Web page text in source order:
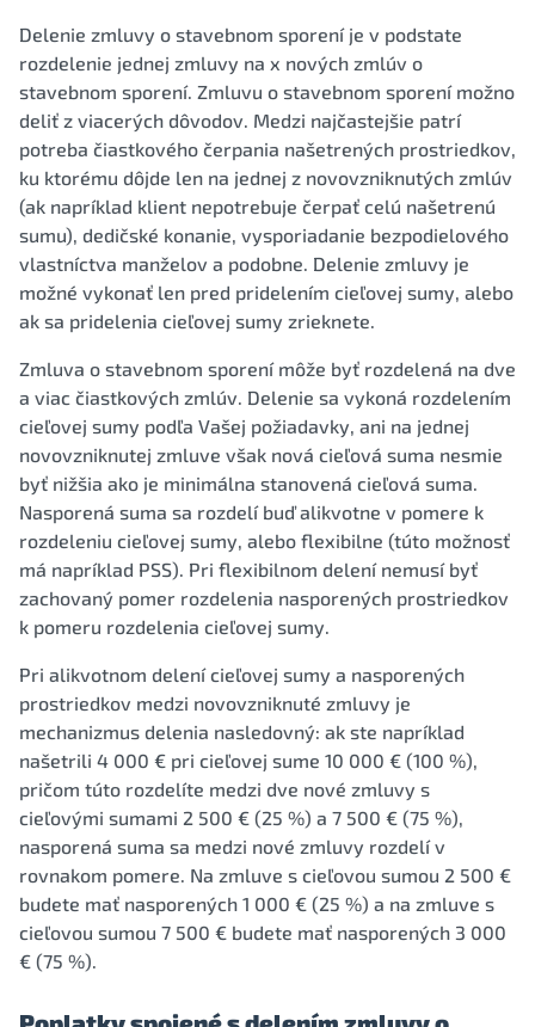
Delenie zmluvy o stavebnom sporení je v podstate
rozdelenie jednej zmluvy na x nových zmlúv o
stavebnom sporení. Zmluvu o stavebnom sporení možno
deliť z viacerých dôvodov. Medzi najčastejšie patrí
potreba čiastkového čerpania našetrených prostriedkov,
ku ktorému dôjde len na jednej z novovzniknutých zmlúv
(ak napríklad klient nepotrebuje čerpať celú našetrenú
sumu), dedičské konanie, vysporiadanie bezpodielového
vlastníctva manželov a podobne. Delenie zmluvy je
možné vykonať len pred pridelením cieľovej sumy, alebo
ak sa pridelenia cieľovej sumy zrieknete.
Zmluva o stavebnom sporení môže byť rozdelená na dve
a viac čiastkových zmlúv. Delenie sa vykoná rozdelením
cieľovej sumy podľa Vašej požiadavky, ani na jednej
novovzniknutej zmluve však nová cieľová suma nesmie
byť nižšia ako je minimálna stanovená cieľová suma.
Nasporená suma sa rozdelí buď alikvotne v pomere k
rozdeleniu cieľovej sumy, alebo flexibilne (túto možnosť
má napríklad PSS). Pri flexibilnom delení nemusí byť
zachovaný pomer rozdelenia nasporených prostriedkov
k pomeru rozdelenia cieľovej sumy.
Pri alikvotnom delení cieľovej sumy a nasporených
prostriedkov medzi novovzniknuté zmluvy je
mechanizmus delenia nasledovný: ak ste napríklad
našetrili 4 000 € pri cieľovej sume 10 000 € (100 %),
pričom túto rozdelíte medzi dve nové zmluvy s
cieľovými sumami 2 500 € (25 %) a 7 500 € (75 %),
nasporená suma sa medzi nové zmluvy rozdelí v
rovnakom pomere. Na zmluve s cieľovou sumou 2 500 €
budete mať nasporených 1 000 € (25 %) a na zmluve s
cieľovou sumou 7 500 € budete mať nasporených 3 000
€ (75 %).